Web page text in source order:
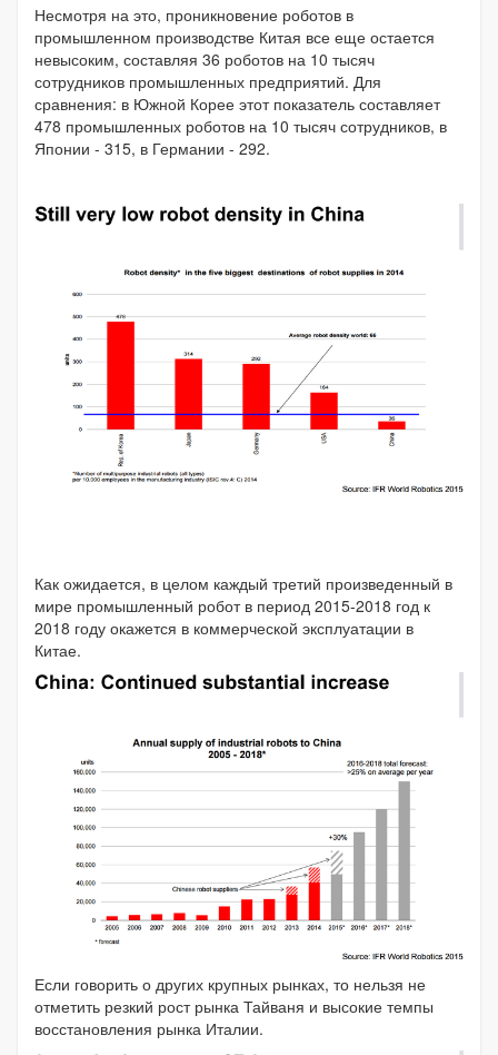
Несмотря на это, проникновение роботов в
промышленном производстве Китая все еще остается
невысоким, составляя 36 роботов на 10 тысяч
сотрудников промышленных предприятий. Для
сравнения: в Южной Корее этот показатель составляет
478 промышленных роботов на 10 тысяч сотрудников, в
Японии - 315, в Германии - 292.
Как ожидается, в целом каждый третий произведенный в
мире промышленный робот в период 2015-2018 год к
2018 году окажется в коммерческой эксплуатации в
Китае.
Если говорить о других крупных рынках, то нельзя не
отметить резкий рост рынка Тайваня и высокие темпы
восстановления рынка Италии.